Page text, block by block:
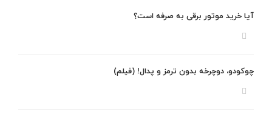
آیا خرید موتور برقی به صرفه است؟
چوکودو، دوچرخه بدون ترمز و پدال! (فیلم)